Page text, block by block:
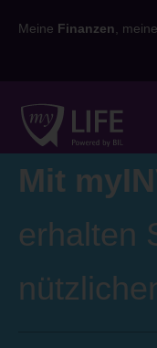
Meine Finanzen , meine
Mit
erhalten